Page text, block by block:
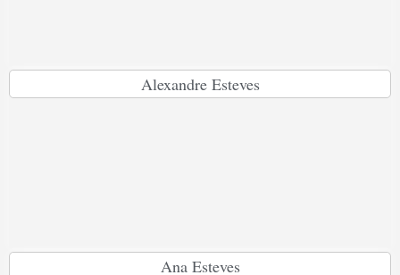
Alexandre Esteves
Ana Esteves